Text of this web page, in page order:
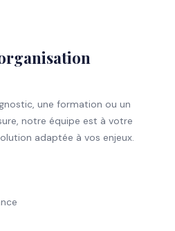
une formation ou un
notre équipe est à votre
adaptée à vos enjeux.